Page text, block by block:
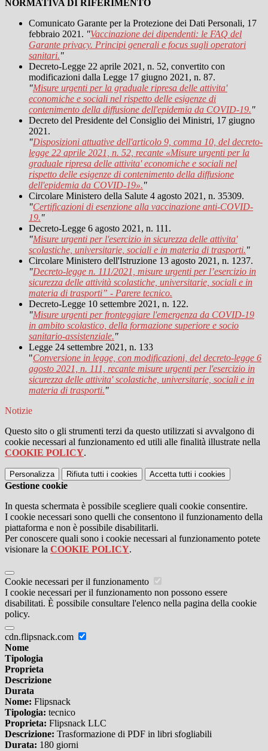
NORMATIVA DI RIFERIMENTO
Comunicato Garante per la Protezione dei Dati Personali, 17
febbraio 2021. "Vaccinazione dei dipendenti: le FAQ del
Garante privacy. Principi generali e focus sugli operatori
sanitari."
Decreto-Legge 22 aprile 2021, n. 52, convertito con
modificazioni dalla Legge 17 giugno 2021, n. 87.
"Misure urgenti per la graduale ripresa delle attivita'
economiche e sociali nel rispetto delle esigenze di
contenimento della diffusione dell'epidemia da COVID-19."
Decreto del Presidente del Consiglio dei Ministri, 17 giugno
2021.
"Disposizioni attuative dell'articolo 9, comma 10, del decreto-
legge 22 aprile 2021, n. 52, recante «Misure urgenti per la
graduale ripresa delle attivita' economiche e sociali nel
rispetto delle esigenze di contenimento della diffusione
dell'epidemia da COVID-19»."
Circolare Ministero della Salute 4 agosto 2021, n. 35309.
"Certificazioni di esenzione alla vaccinazione anti-COVID-
19."
Decreto-Legge 6 agosto 2021, n. 111.
"Misure urgenti per l'esercizio in sicurezza delle attivita'
scolastiche, universitarie, sociali e in materia di trasporti."
Circolare Ministero dell'Istruzione 13 agosto 2021, n. 1237.
"Decreto-legge n. 111/2021, misure urgenti per l’esercizio in
sicurezza delle attività scolastiche, universitarie, sociali e in
materia di trasporti” - Parere tecnico.
Decreto-Legge 10 settembre 2021, n. 122.
"Misure urgenti per fronteggiare l'emergenza da COVID-19
in ambito scolastico, della formazione superiore e socio
sanitario-assistenziale."
Legge 24 settembre 2021, n. 133
"Conversione in legge, con modificazioni, del decreto-legge 6
agosto 2021, n. 111, recante misure urgenti per l'esercizio in
sicurezza delle attivita' scolastiche, universitarie, sociali e in
materia di trasporti."
Notizie
Questo sito o gli strumenti terzi da questo utilizzati si avvalgono di
cookie necessari al funzionamento ed utili alle finalità illustrate nella
COOKIE POLICY.
Personalizza Rifiuta tutti i cookies Accetta tutti i cookies
Gestione cookie
In questa schermata è possibile scegliere quali cookie consentire.
I cookie necessari sono quelli che consentono il funzionamento della
piattaforma e non è possibile disabilitarli.
Per conoscere quali sono i cookie necessari al funzionamento potete
visionare la COOKIE POLICY.
Cookie necessari per il funzionamento
I cookie necessari per il funzionamento non possono essere
disabilitati. È possibile consultare l'elenco nella pagina della cookie
policy.
cdn.flipsnack.com
Nome
Tipologia
Proprieta
Descrizione
Durata
Nome: Flipsnack
Tipologia: tecnico
Proprieta: Flipsnack LLC
Descrizione: Trasformazione di PDF in libri sfogliabili
Durata: 180 giorni